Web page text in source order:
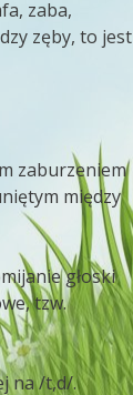
zaba,
zęby, to jest
zaburzeniem
między
głoski
tzw.
na /t,d/.